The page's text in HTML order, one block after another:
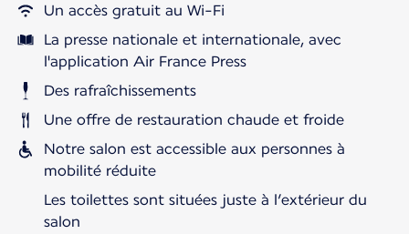
Un accès gratuit au Wi-Fi
La presse nationale et internationale, avec
l'application Air France Press
Des rafraîchissements
Une offre de restauration chaude et froide
Notre salon est accessible aux personnes à
mobilité réduite
Les toilettes sont situées juste à l’extérieur du
salon